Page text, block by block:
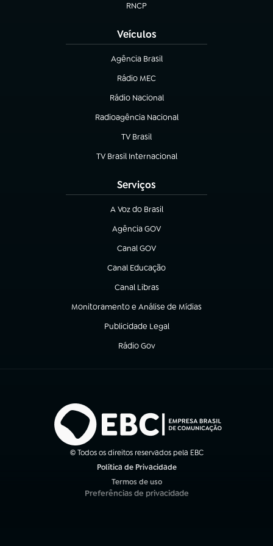
RNCP
(abre em nova aba)
Veículos
Agência Brasil
(abre em nova aba)
Rádio MEC
(abre em nova aba)
Rádio Nacional
Radioagência Nacional
(abre em nova aba)
TV Brasil
(abre em nova aba)
TV Brasil Internacional
(abre em nova aba)
Serviços
A Voz do Brasil
(abre em nova aba)
Agência GOV
(abre em nova aba)
Canal GOV
(abre em nova aba)
Canal Educação
(abre em nova aba)
Canal Libras
(abre em nova aba)
Monitoramento e Análise de Mídias
(abre em nova aba)
Publicidade Legal
(abre em nova aba)
Rádio Gov
(abre em nova aba)
© Todos os direitos reservados pela EBC
Política de Privacidade
Termos de uso
(abre em nova aba)
Preferências de privacidade